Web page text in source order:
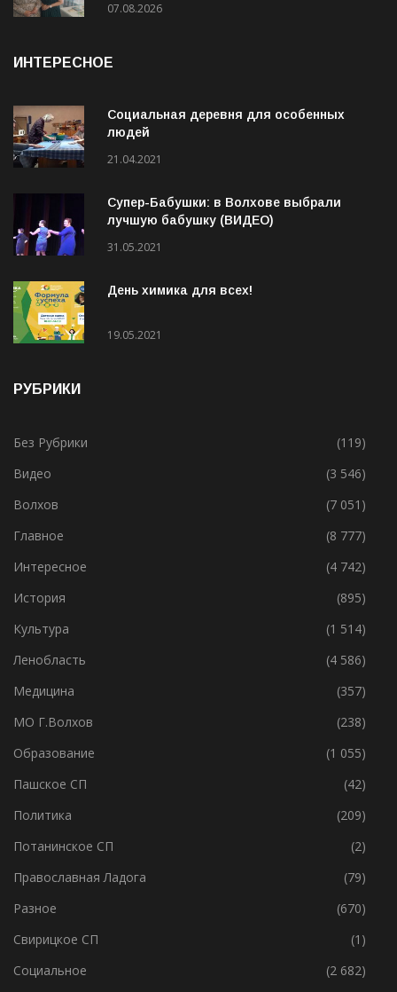
07.08.2026
ИНТЕРЕСНОЕ
Социальная деревня для особенных
людей
21.04.2021
Супер-Бабушки: в Волхове выбрали
лучшую бабушку (ВИДЕО)
31.05.2021
День химика для всех!
19.05.2021
РУБРИКИ
Без Рубрики
(119)
Видео
(3 546)
Волхов
(7 051)
Главное
(8 777)
Интересное
(4 742)
История
(895)
Культура
(1 514)
Ленобласть
(4 586)
Медицина
(357)
МО Г.Волхов
(238)
Образование
(1 055)
Пашское СП
(42)
Политика
(209)
Потанинское СП
(2)
Православная Ладога
(79)
Разное
(670)
Свирицкое СП
(1)
Социальное
(2 682)